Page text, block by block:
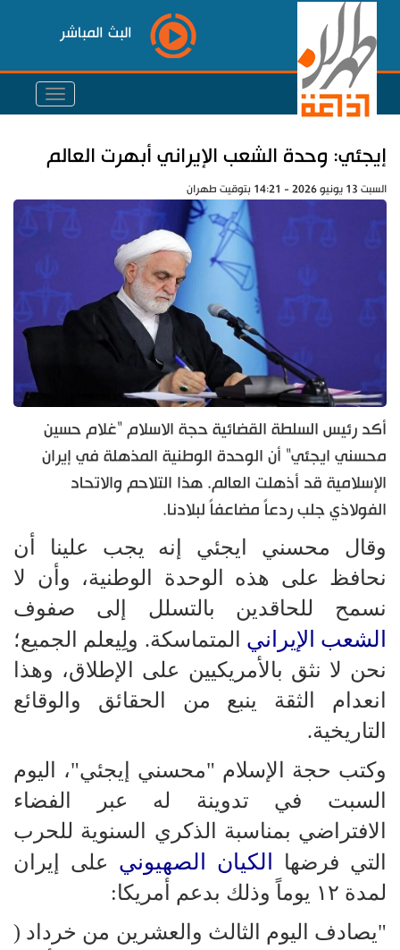
البث المباشر
إيجئي: وحدة الشعب الإيراني أبهرت العالم
السبت 13 يونيو 2026 - 14:21 بتوقيت طهران
أكد رئيس السلطة القضائية حجة الاسلام "غلام حسين
محسني ايجئي" أن الوحدة الوطنية المذهلة في إيران
الإسلامية قد أذهلت العالم. هذا التلاحم والاتحاد
الفولاذي جلب ردعاً مضاعفاً لبلادنا.
وقال محسني ايجئي إنه يجب علينا أن
نحافظ على هذه الوحدة الوطنية، وأن لا
نسمح للحاقدين بالتسلل إلى صفوف
الشعب الإيراني المتماسكة. ولِيعلم الجميع؛
نحن لا نثق بالأمريكيين على الإطلاق، وهذا
انعدام الثقة ينبع من الحقائق والوقائع
التاريخية.
وكتب حجة الإسلام "محسني إيجئي"، اليوم
السبت في تدوينة له عبر الفضاء
الافتراضي بمناسبة الذكري السنوية للحرب
التي فرضها الكيان الصهيوني على إيران
لمدة ۱۲ يوماً وذلك بدعم أمريكا:
"يصادف اليوم الثالث والعشرين من خرداد (